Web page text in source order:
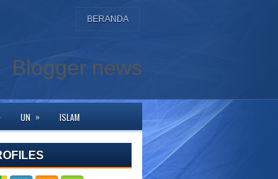
BERANDA
Blogger news
UN » ISLAM
yang membutuhkan bantuan silahkan hubungi kami di